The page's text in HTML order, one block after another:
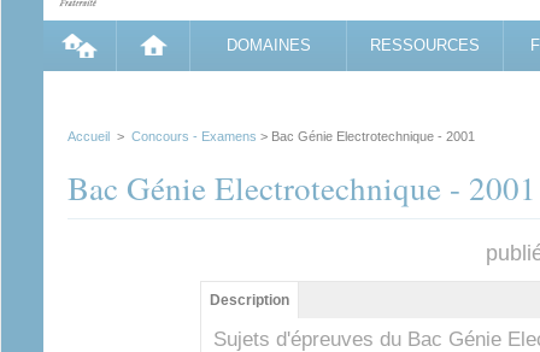
DOMAINES RESSOURCES
Accueil > Concours - Examens > Bac Génie Electrotechnique - 2001
Bac Génie Electrotechnique - 2001
Groupe principal
Description
actif)
Sujets d'épreuves du Bac Génie